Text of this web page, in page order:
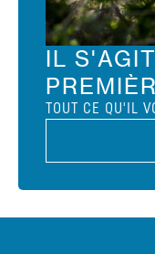
IL
TOUT CE QU'IL